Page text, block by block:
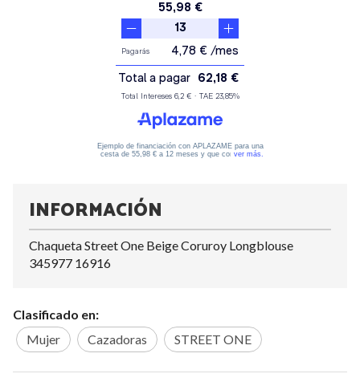
INFORMACIÓN
Chaqueta Street One Beige Coruroy Longblouse
345977 16916
Clasificado en:
Mujer
Cazadoras STREET ONE